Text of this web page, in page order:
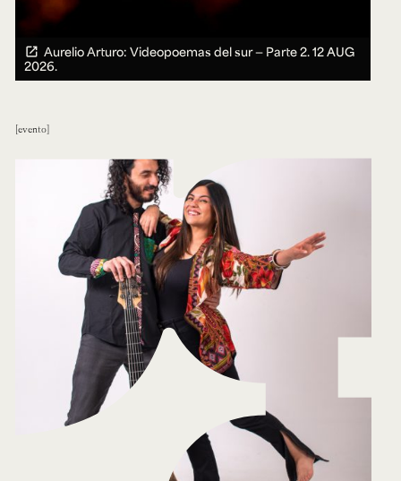
Aurelio Arturo: Videopoemas del sur — Parte 2.12 AUG
2026.
evento